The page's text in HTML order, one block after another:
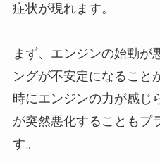
症状が現れます。
まず、エンジンの始動が
ングが不安定になること
時にエンジンの力が感じ
が突然悪化することもプ
す。